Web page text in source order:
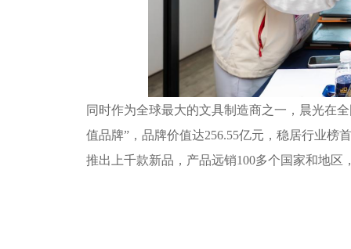
同时作为全球最大的文具制造商之一，晨光在
值品牌”，品牌价值达256.55亿元，稳居行业榜
推出上千款新品，产品远销100多个国家和地